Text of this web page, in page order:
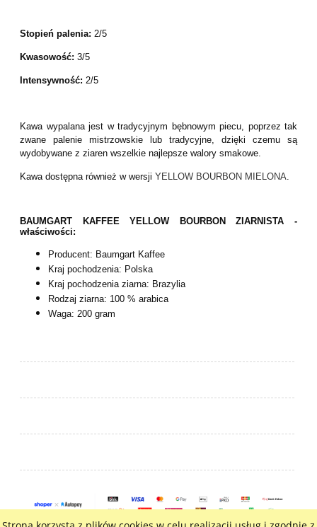
Stopień palenia: 2/5
Kwasowość: 3/5
Intensywność: 2/5
Kawa wypalana jest w tradycyjnym bębnowym piecu, poprzez tak
zwane palenie mistrzowskie lub tradycyjne, dzięki czemu są
wydobywane z ziaren wszelkie najlepsze walory smakowe.
Kawa dostępna również w wersji YELLOW BOURBON MIELONA.
BAUMGART KAFFEE YELLOW BOURBON ZIARNISTA -
właściwości:
Producent: Baumgart Kaffee
Kraj pochodzenia: Polska
Kraj pochodzenia ziarna: Brazylia
Rodzaj ziarna: 100 % arabica
Waga: 200 gram